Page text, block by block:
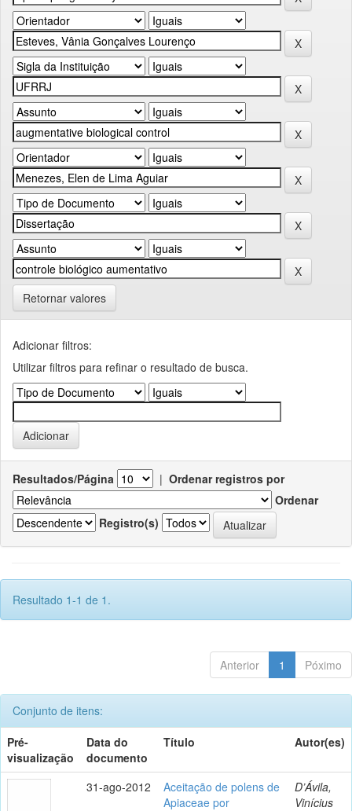
Retornar valores
Adicionar filtros:
Utilizar filtros para refinar o resultado de busca.
Resultados/Página | Ordenar registros por
Ordenar
Registro(s)
Resultado 1-1 de 1.
Anterior 1 Póximo
Conjunto de itens:
Pré-
visualização
Data do
documento
Título Autor(es)
31-ago-2012
Aceitação de polens de
Apiaceae por
D’Ávila,
Vinícius